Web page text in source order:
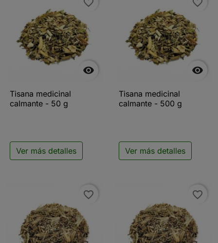

favorite_border
Tisana medicinal
calmante - 50 g
Ver más detalles

favorite_border
Tisana medicinal
calmante - 500 g
Ver más detalles
favorite_border favorite_border